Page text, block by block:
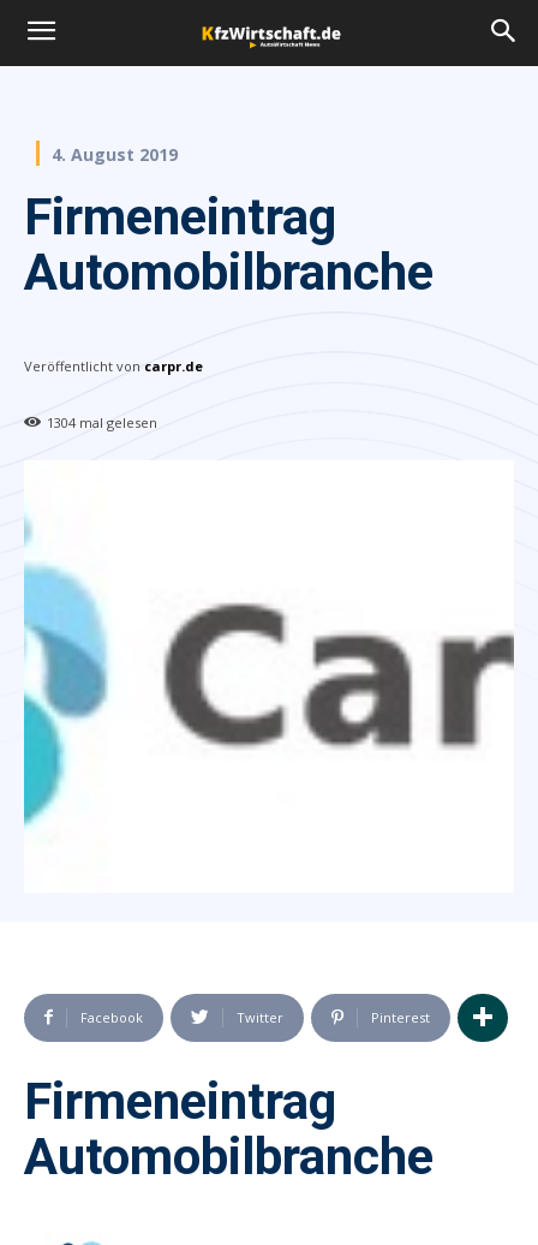
4. August 2019
Firmeneintrag
Automobilbranche
Veröffentlicht von carpr.de
1304 mal gelesen
Facebook Twitter Pinterest
Firmeneintrag
Automobilbranche